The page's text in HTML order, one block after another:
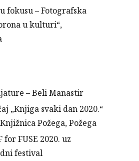
fokusu – Fotografska
u kulturi“,
– Beli Manastir
„Knjiga svaki dan 2020.“
Požega, Požega
for FUSE 2020. uz
festival